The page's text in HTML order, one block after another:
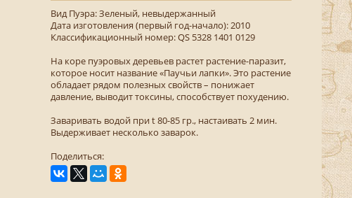
Вид Пуэра: Зеленый, невыдержанный
Дата изготовления (первый год-начало): 2010
Классификационный номер: QS 5328 1401 0129
На коре пуэровых деревьев растет растение-паразит,
которое носит название «Паучьи лапки». Это растение
обладает рядом полезных свойств – понижает
давление, выводит токсины, способствует похудению.
Заваривать водой при t 80-85 гр., настаивать 2 мин.
Выдерживает несколько заварок.
Поделиться: